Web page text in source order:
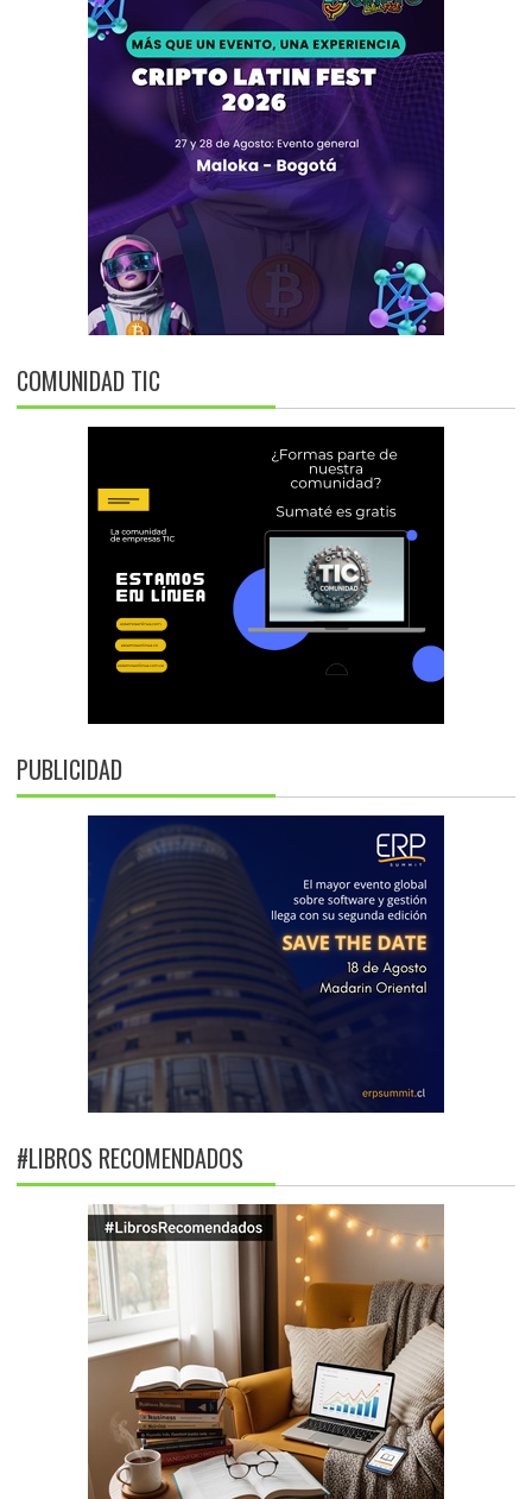
COMUNIDAD TIC
PUBLICIDAD
#LIBROS RECOMENDADOS